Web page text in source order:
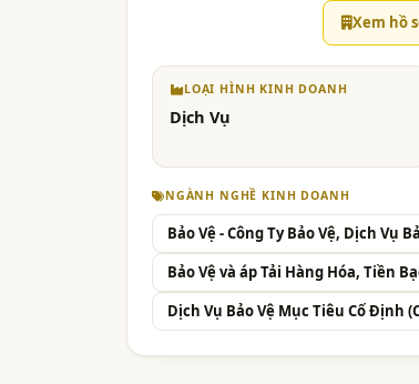
Xem hồ
LOẠI HÌNH KINH DOANH
Dịch Vụ
NGÀNH NGHỀ KINH DOANH
Bảo Vệ - Công Ty Bảo Vệ, Dịch Vụ
Bảo Vệ và áp Tải Hàng Hóa, Tiền
Dịch Vụ Bảo Vệ Mục Tiêu Cố Định